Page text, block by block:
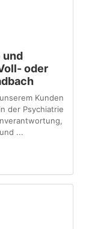
und
oder
Kunden
der Psychiatrie
...